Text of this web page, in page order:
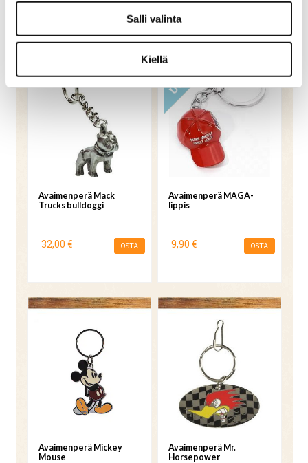
Salli valinta
Kiellä
Avaimenperä Mack
Trucks bulldoggi
32,00 € OSTA
Avaimenperä MAGA-
lippis
9,90 € OSTA
Avaimenperä Mickey
Mouse
Avaimenperä Mr.
Horsepower